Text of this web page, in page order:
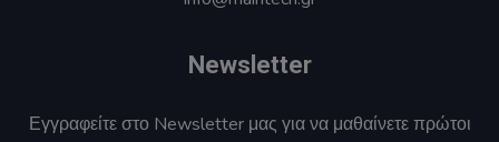
Newsletter
Εγγραφείτε στο Newsletter μας για να μαθαίνετε πρώτοι